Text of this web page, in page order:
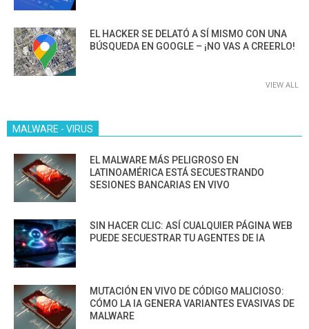
EL HACKER SE DELATÓ A SÍ MISMO CON UNA
BÚSQUEDA EN GOOGLE – ¡NO VAS A CREERLO!
VIEW ALL
MALWARE - VIRUS
EL MALWARE MÁS PELIGROSO EN
LATINOAMÉRICA ESTÁ SECUESTRANDO
SESIONES BANCARIAS EN VIVO
SIN HACER CLIC: ASÍ CUALQUIER PÁGINA WEB
PUEDE SECUESTRAR TU AGENTES DE IA
MUTACIÓN EN VIVO DE CÓDIGO MALICIOSO:
CÓMO LA IA GENERA VARIANTES EVASIVAS DE
MALWARE